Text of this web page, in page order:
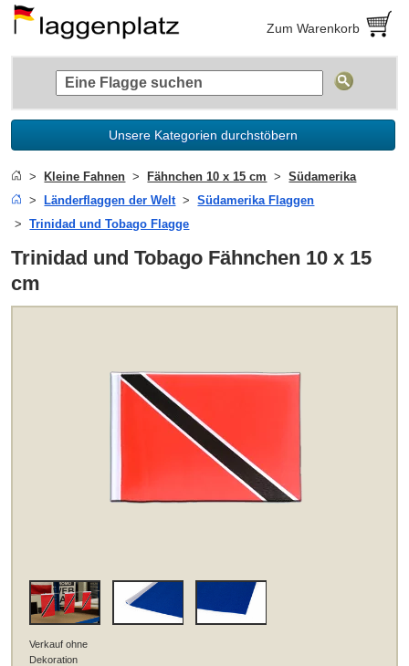
Zum Warenkorb
Unsere Kategorien durchstöbern
Kleine Fahnen Fähnchen 10 x 15 cm
Südamerika
Länderflaggen der Welt
Südamerika Flaggen
Trinidad und Tobago Flagge
Trinidad und Tobago Fähnchen 10 x 15
cm
Verkauf ohne
Dekoration